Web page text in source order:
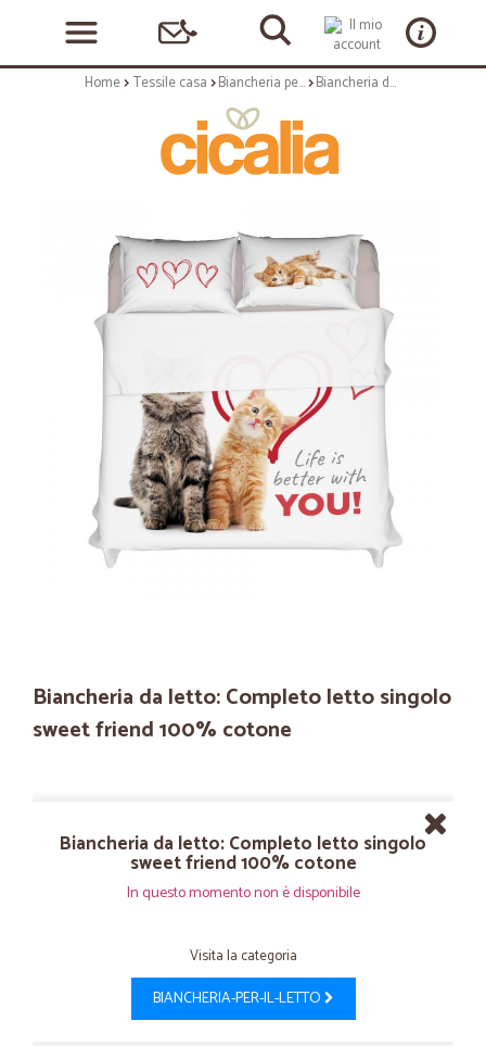
Home Tessile casa Biancheria per il letto Biancheria da letto: Completo letto singolo sweet friend 100% cotone
Biancheria da letto: Completo letto singolo
sweet friend 100% cotone
Biancheria da letto: Completo letto singolo
sweet friend 100% cotone
In questo momento non è disponibile
Visita la categoria
BIANCHERIA-PER-IL-LETTO